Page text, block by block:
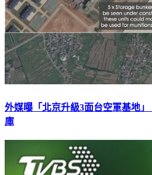
外媒曝「北京升級3面台空軍基地
庫